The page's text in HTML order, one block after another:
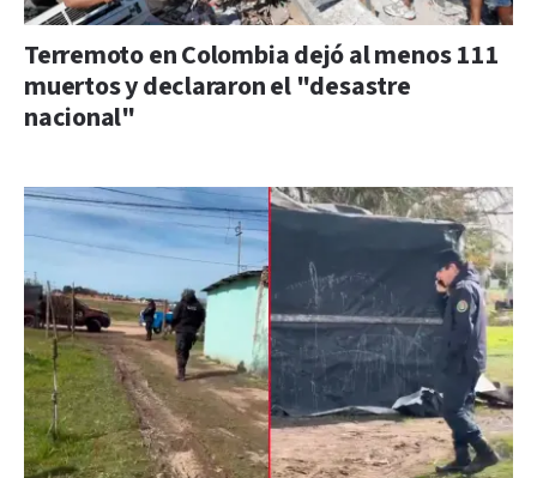
Terremoto en Colombia dejó al menos 111
muertos y declararon el "desastre
nacional"